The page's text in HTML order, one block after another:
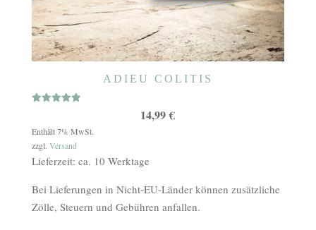
ADIEU COLITIS
5.00
von 5
14,99€
Enthält 7% MwSt.
zzgl. Versand
Lieferzeit: ca. 10 Werktage
Bei Lieferungen in Nicht-EU-Länder können zusätzliche
Zölle, Steuern und Gebühren anfallen.